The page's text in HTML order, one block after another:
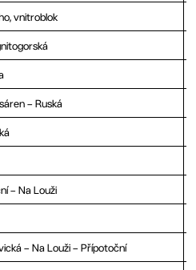
vnitroblok
– Ruská
– Na Louži
– Na Louži – Přípotoční